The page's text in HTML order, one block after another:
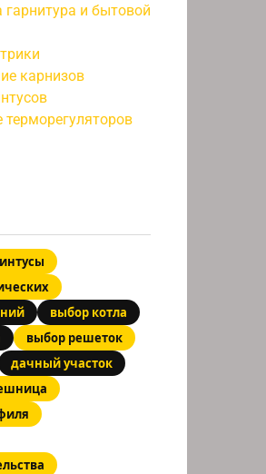
гарнитура и бытовой
карнизов
терморегуляторов
выбор котла
выбор решеток
дачный участок